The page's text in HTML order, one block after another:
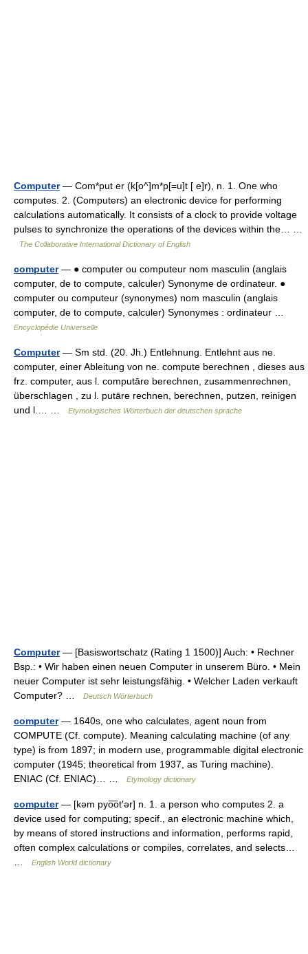
Computer— Com*put er (k[o^]m*p[=u]t [ e]r), n. 1. One who
computes. 2. (Computers) an electronic device for performing
calculations automatically. It consists of a clock to provide voltage
pulses to synchronize the operations of the devices within the… …
The Collaborative International Dictionary of English
computer— ● computer ou computeur nom masculin (anglais
computer, de to compute, calculer) Synonyme de ordinateur. ●
computer ou computeur (synonymes) nom masculin (anglais
computer, de to compute, calculer) Synonymes : ordinateur …
Encyclopédie Universelle
Computer— Sm std. (20. Jh.) Entlehnung. Entlehnt aus ne.
computer, einer Ableitung von ne. compute berechnen , dieses aus
frz. computer, aus l. computāre berechnen, zusammenrechnen,
überschlagen , zu l. putāre rechnen, berechnen, putzen, reinigen
und l.… …
Etymologisches Wörterbuch der deutschen sprache
Computer— [Basiswortschatz (Rating 1 1500)] Auch: • Rechner
Bsp.: • Wir haben einen neuen Computer in unserem Büro. • Mein
neuer Computer ist sehr leistungsfähig. • Welcher Laden verkauft
Computer? …
Deutsch Wörterbuch
computer— 1640s, one who calculates, agent noun from
COMPUTE (Cf. compute). Meaning calculating machine (of any
type) is from 1897; in modern use, programmable digital electronic
computer (1945; theoretical from 1937, as Turing machine).
ENIAC (Cf. ENIAC)… …
Etymology dictionary
computer— [kəm pyo͞ot′ər] n. 1. a person who computes 2. a
device used for computing; specif., an electronic machine which,
by means of stored instructions and information, performs rapid,
often complex calculations or compiles, correlates, and selects…
English World dictionary